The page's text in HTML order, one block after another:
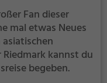
Fan dieser
mal etwas Neues
kannst du
begeben.